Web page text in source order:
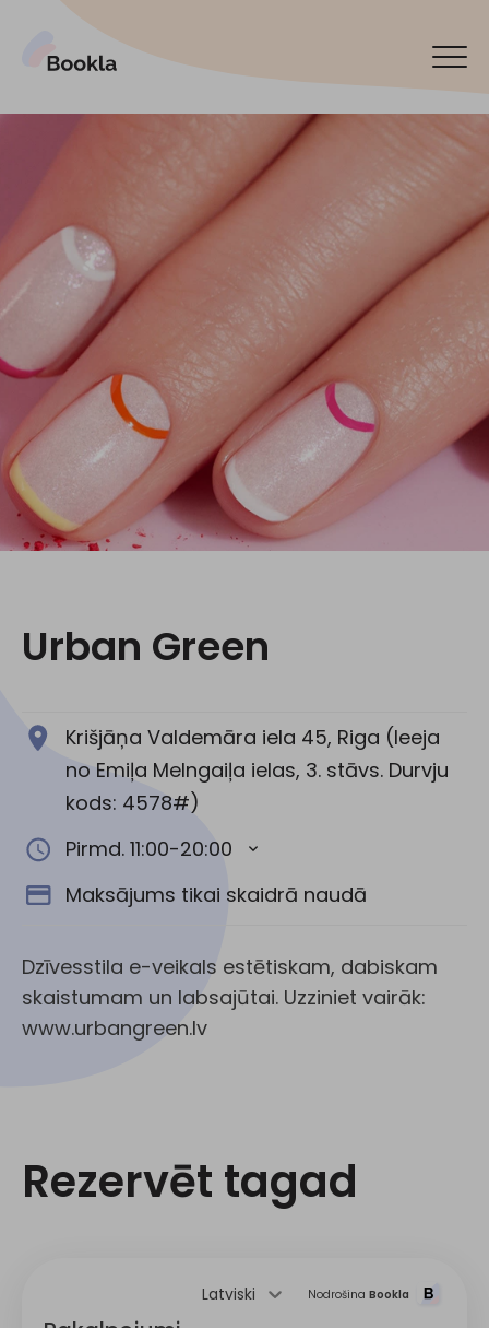
Urban Green
Krišjāņa Valdemāra iela 45, Riga (Ieeja
no Emiļa Melngaiļa ielas, 3. stāvs. Durvju
kods: 4578#)
Pirmd. 11:00-20:00
Maksājums tikai skaidrā naudā
Dzīvesstila e-veikals estētiskam, dabiskam
skaistumam un labsajūtai. Uzziniet vairāk:
www.urbangreen.lv
Rezervēt tagad
Pieslēgt manu uzņēmumu
Rezervēt tagad
English
Español
По-русски
Sociālie tīkli: